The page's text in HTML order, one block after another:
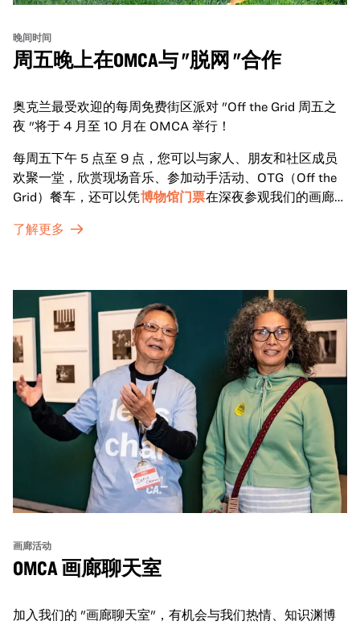
晚间时间
周五晚上在OMCA与 "脱网 "合作
奥克兰最受欢迎的每周免费街区派对 "Off the Grid 周五之
夜 "将于 4 月至 10 月在 OMCA 举行！
每周五下午 5 点至 9 点，您可以与家人、朋友和社区成员
欢聚一堂，欣赏现场音乐、参加动手活动、OTG（Off the
Grid）餐车，还可以凭博物馆门票在深夜参观我们的画廊和
了解更多
画廊活动
OMCA 画廊聊天室
加入我们的 "画廊聊天室"，有机会与我们热情、知识渊博